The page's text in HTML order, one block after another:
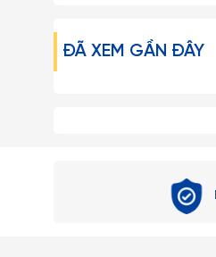
ĐÃ XEM GẦN ĐÂY